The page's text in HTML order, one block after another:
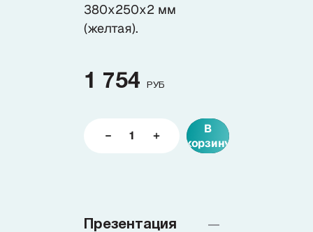
Аксессуары
Подарочные карты
380х250х2 мм
(желтая).
1 754 РУБ
В
корзину
Презентация